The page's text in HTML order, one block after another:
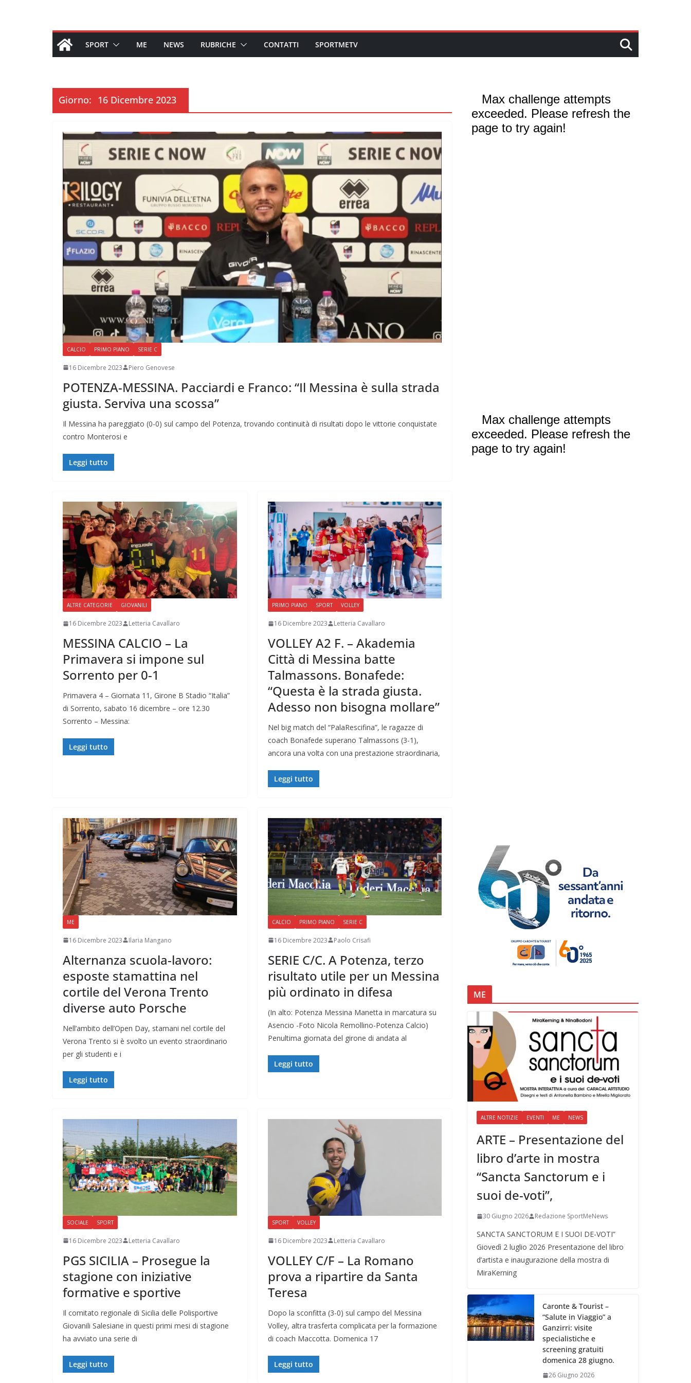
SPORT ME NEWS RUBRICHE CONTATTI SPORTMETV
Giorno: 16 Dicembre 2023
CALCIO PRIMO PIANO SERIE C
16 Dicembre 2023 Piero Genovese
POTENZA-MESSINA. Pacciardi e Franco: “Il Messina è sulla strada
giusta. Serviva una scossa”
Il Messina ha pareggiato (0-0) sul campo del Potenza, trovando continuità di risultati dopo le vittorie conquistate
contro Monterosi e
Leggi tutto
ALTRE CATEGORIE GIOVANILI
16 Dicembre 2023 Letteria Cavallaro
MESSINA CALCIO – La
Primavera si impone sul
Sorrento per 0-1
Primavera 4 – Giornata 11, Girone B Stadio “Italia”
di Sorrento, sabato 16 dicembre – ore 12.30
Sorrento – Messina:
Leggi tutto
PRIMO PIANO SPORT VOLLEY
16 Dicembre 2023 Letteria Cavallaro
VOLLEY A2 F. – Akademia
Città di Messina batte
Talmassons. Bonafede:
“Questa è la strada giusta.
Adesso non bisogna mollare”
Nel big match del “PalaRescifina”, le ragazze di
coach Bonafede superano Talmassons (3-1),
ancora una volta con una prestazione straordinaria,
Leggi tutto
ME
16 Dicembre 2023 Ilaria Mangano
Alternanza scuola-lavoro:
esposte stamattina nel
cortile del Verona Trento
diverse auto Porsche
Nell’ambito dell’Open Day, stamani nel cortile del
Verona Trento si è svolto un evento straordinario
per gli studenti e i
Leggi tutto
CALCIO PRIMO PIANO SERIE C
16 Dicembre 2023 Paolo Crisafi
SERIE C/C. A Potenza, terzo
risultato utile per un Messina
più ordinato in difesa
(In alto: Potenza Messina Manetta in marcatura su
Asencio -Foto Nicola Remollino-Potenza Calcio)
Penultima giornata del girone di andata al
Leggi tutto
SOCIALE SPORT
16 Dicembre 2023 Letteria Cavallaro
PGS SICILIA – Prosegue la
stagione con iniziative
formative e sportive
Il comitato regionale di Sicilia delle Polisportive
Giovanili Salesiane in questi primi mesi di stagione
ha avviato una serie di
Leggi tutto
SPORT VOLLEY
16 Dicembre 2023 Letteria Cavallaro
VOLLEY C/F – La Romano
prova a ripartire da Santa
Teresa
Dopo la sconfitta (3-0) sul campo del Messina
Volley, altra trasferta complicata per la formazione
di coach Maccotta. Domenica 17
Leggi tutto
ME
ALTRE NOTIZIE EVENTI ME NEWS
ARTE – Presentazione del
libro d’arte in mostra
“Sancta Sanctorum e i
suoi de-voti”,
30 Giugno 2026 Redazione SportMeNews
SANCTA SANCTORUM E I SUOI DE-VOTI”
Giovedì 2 luglio 2026 Presentazione del libro
d’artista e inaugurazione della mostra di
MiraKerning
Caronte & Tourist –
“Salute in Viaggio” a
Ganzirri: visite
specialistiche e
screening gratuiti
domenica 28 giugno.
26 Giugno 2026